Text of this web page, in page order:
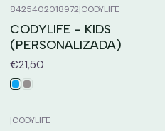
8425402018972|CODYLIFE
CODYLIFE - KIDS
(PERSONALIZADA)
€21,50
|CODYLIFE